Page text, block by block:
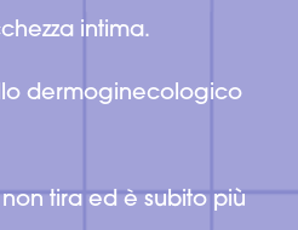
intima.
dermoginecologico
tira ed è subito più